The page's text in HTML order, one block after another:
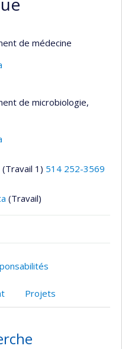
de médecine
de microbiologie,
(Travail 1) 514 252-3569
(Travail)
Projets